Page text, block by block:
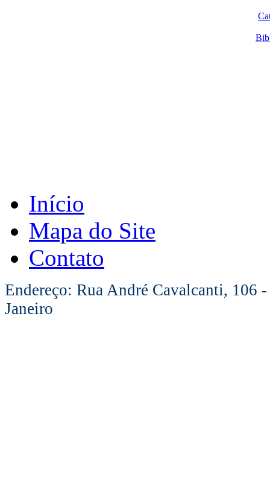
Início
Mapa do Site
Contato
Endereço: Rua André Cavalcanti, 106
Janeiro